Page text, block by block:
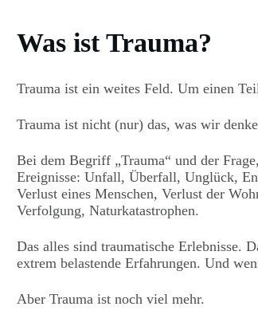
Was ist Trauma?
Trauma ist ein weites Feld. Um einen
Trauma ist nicht (nur) das, was wir
Bei dem Begriff „Trauma“ und der
Ereignisse: Unfall, Überfall, Unglück,
Verlust eines Menschen, Verlust der
Verfolgung, Naturkatastrophen.
Das alles sind traumatische Erlebnisse.
extrem belastende Erfahrungen. Und
Aber Trauma ist noch viel mehr.